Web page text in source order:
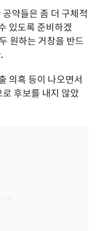
약들은 좀 더 구체적
있도록 준비하겠
원하는 거창을 반드
의혹 등이 나오면서
후보를 내지 않았